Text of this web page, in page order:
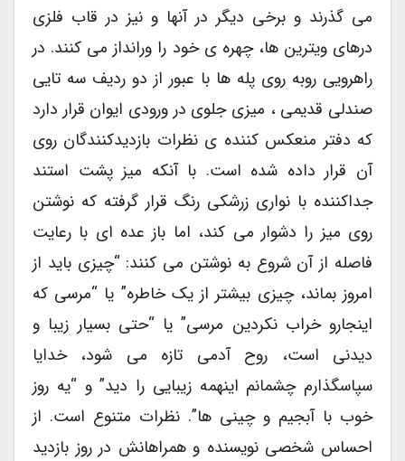
می گذرند و برخی دیگر در آنها و نیز در قاب فلزی
درهای ویترین ها، چهره ی خود را ورانداز می کنند. در
راهرویی روبه روی پله ها با عبور از دو ردیف سه تایی
صندلی قدیمی ، میزی جلوی در ورودی ایوان قرار دارد
که دفتر منعکس کننده ی نظرات بازدیدکنندگان روی
آن قرار داده شده است. با آنکه میز پشت استند
جداکننده با نواری زرشکی رنگ قرار گرفته که نوشتن
روی میز را دشوار می کند، اما باز عده ای با رعایت
فاصله از آن شروع به نوشتن می کنند: “چیزی باید از
امروز بماند، چیزی بیشتر از یک خاطره” یا “مرسی که
اینجارو خراب نکردین مرسی” یا “حتی بسیار زیبا و
دیدنی است، روح آدمی تازه می شود، خدایا
سپاسگذارم چشمانم اینهمه زیبایی را دید” و “یه روز
خوب با آبجیم و چینی ها”. نظرات متنوع است. از
احساس شخصی نویسنده و همراهانش در روز بازدید